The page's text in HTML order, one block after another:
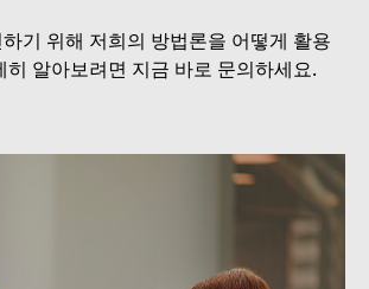
기 위해 저희의 방법론을 어떻게 활용
히 알아보려면 지금 바로 문의하세요.